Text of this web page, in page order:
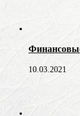
10.03.2021